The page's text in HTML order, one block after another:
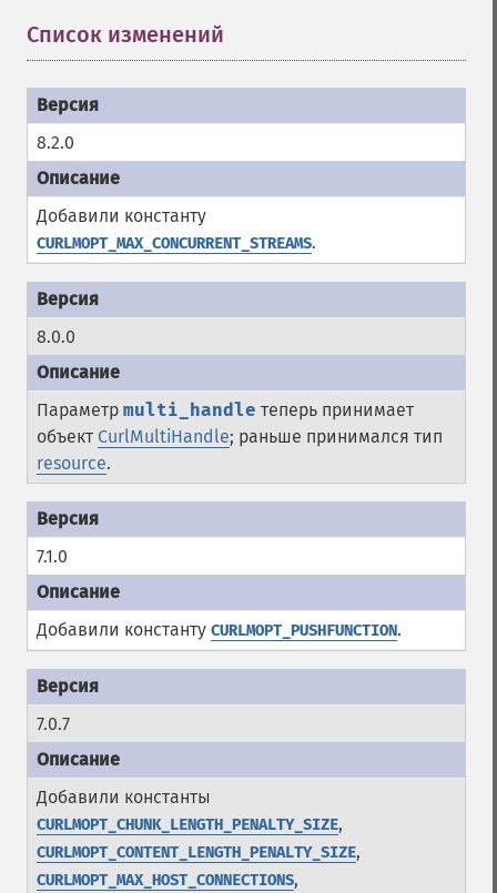
Список изменений
8.2.0
Добавили константу
CURLMOPT_MAX_CONCURRENT_STREAMS.
8.0.0
Параметр multi_handle теперь принимает
объект CurlMultiHandle; раньше принимался тип
resource.
7.1.0
Добавили константу CURLMOPT_PUSHFUNCTION.
7.0.7
Добавили константы
CURLMOPT_CHUNK_LENGTH_PENALTY_SIZE,
CURLMOPT_CONTENT_LENGTH_PENALTY_SIZE,
CURLMOPT_MAX_HOST_CONNECTIONS,